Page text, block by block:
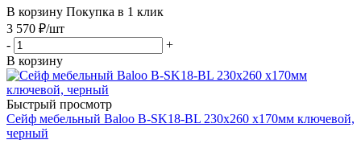
В корзину Покупка в 1 клик
3 570 ₽/шт
-
+
В корзину
Быстрый просмотр
Сейф мебельный Baloo B-SK18-BL 230x260 x170мм ключевой,
черный